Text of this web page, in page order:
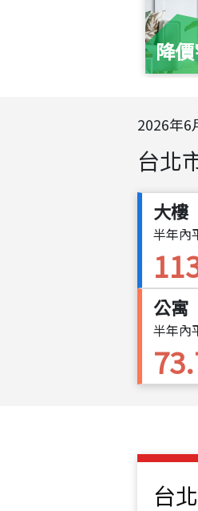
降
2026年6
台北
大樓
半年內
公寓
半年內
台